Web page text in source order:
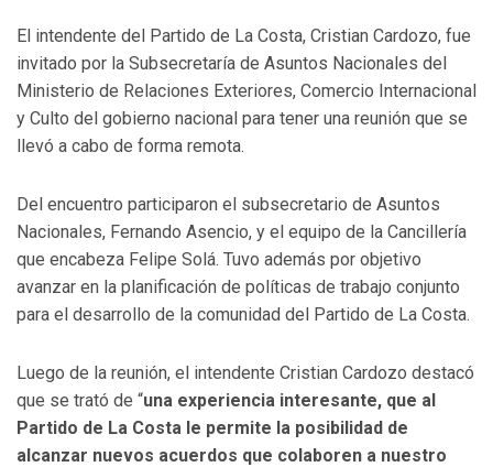
El intendente del Partido de La Costa, Cristian Cardozo, fue
invitado por la Subsecretaría de Asuntos Nacionales del
Ministerio de Relaciones Exteriores, Comercio Internacional
y Culto del gobierno nacional para tener una reunión que se
llevó a cabo de forma remota.
Del encuentro participaron el subsecretario de Asuntos
Nacionales, Fernando Asencio, y el equipo de la Cancillería
que encabeza Felipe Solá. Tuvo además por objetivo
avanzar en la planificación de políticas de trabajo conjunto
para el desarrollo de la comunidad del Partido de La Costa.
Luego de la reunión, el intendente Cristian Cardozo destacó
que se trató de “una experiencia interesante, que al
Partido de La Costa le permite la posibilidad de
alcanzar nuevos acuerdos que colaboren a nuestro